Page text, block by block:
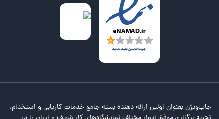
جاب‌ویژن بعنوان اولین ارائه دهنده بسته جامع خدمات کاریابی و استخدام،